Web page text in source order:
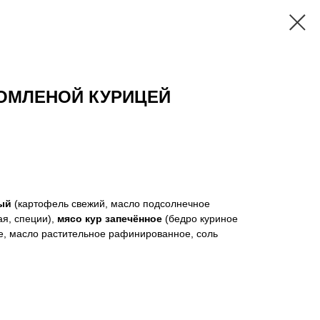
КУРИЦЕЙ
(картофель свежий, масло подсолнечное
специи), мясо кур запечённое (бедро куриное
масло растительное рафинированное, соль